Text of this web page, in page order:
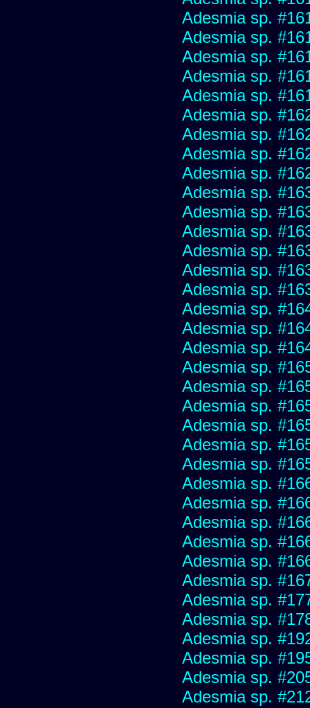
Adesmia sp.
Adesmia sp.
Adesmia sp.
Adesmia sp.
Adesmia sp.
Adesmia sp.
Adesmia sp.
Adesmia sp.
Adesmia sp.
Adesmia sp.
Adesmia sp.
Adesmia sp.
Adesmia sp.
Adesmia sp.
Adesmia sp.
Adesmia sp.
Adesmia sp.
Adesmia sp.
Adesmia sp.
Adesmia sp.
Adesmia sp.
Adesmia sp.
Adesmia sp.
Adesmia sp.
Adesmia sp.
Adesmia sp.
Adesmia sp.
Adesmia sp.
Adesmia sp.
Adesmia sp.
Adesmia sp.
Adesmia sp.
Adesmia sp.
Adesmia sp.
Adesmia sp.
Adesmia sp.